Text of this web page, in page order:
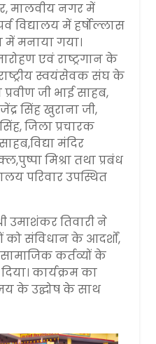
मालवीय नगर में
विद्यालय में हर्षोल्लास
मनाया गया।
एवं राष्ट्रगान के
स्वयंसेवक संघ के
जी भाई साहब,
सिंह खुराना जी,
जिला प्रचारक
मंदिर
मिश्रा तथा प्रबंध
परिवार उपस्थित
उमाशंकर तिवारी ने
को संविधान के आदर्शों,
कर्तव्यों के
कार्यक्रम का
के उद्घोष के साथ